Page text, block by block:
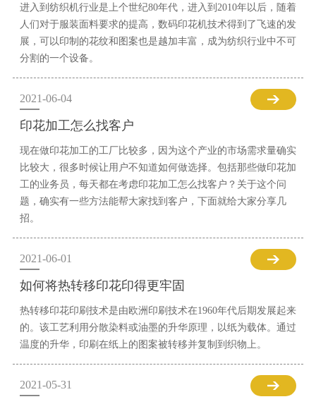
进入到纺织机行业是上个世纪80年代，进入到2010年以后，随着
人们对于服装面料要求的提高，数码印花机技术得到了飞速的发
展，可以印制的花纹和图案也是越加丰富，成为纺织行业中不可
分割的一个设备。
2021-06-04
印花加工怎么找客户
现在做印花加工的工厂比较多，因为这个产业的市场需求量确实
比较大，很多时候让用户不知道如何做选择。包括那些做印花加
工的业务员，每天都在考虑印花加工怎么找客户？关于这个问
题，确实有一些方法能帮大家找到客户，下面就给大家分享几
招。
2021-06-01
如何将热转移印花印得更牢固
热转移印花印刷技术是由欧洲印刷技术在1960年代后期发展起来
的。该工艺利用分散染料或油墨的升华原理，以纸为载体。通过
温度的升华，印刷在纸上的图案被转移并复制到织物上。
2021-05-31